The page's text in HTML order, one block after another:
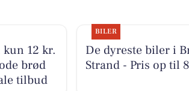
12 kr.
brød
tilbud
BILER
De dyreste biler i
Strand - Pris op til